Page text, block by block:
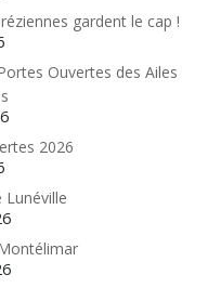
gardent le cap !
Ouvertes des Ailes
2026
Lunéville